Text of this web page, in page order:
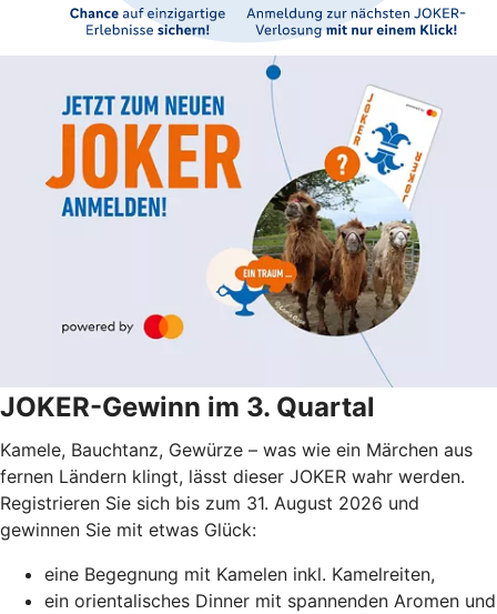
JOKER-Gewinn im 3. Quartal
Kamele, Bauchtanz, Gewürze – was wie ein Märchen aus
fernen Ländern klingt, lässt dieser JOKER wahr werden.
Registrieren Sie sich bis zum 31. August 2026 und
gewinnen Sie mit etwas Glück:
eine Begegnung mit Kamelen inkl. Kamelreiten,
ein orientalisches Dinner mit spannenden Aromen und